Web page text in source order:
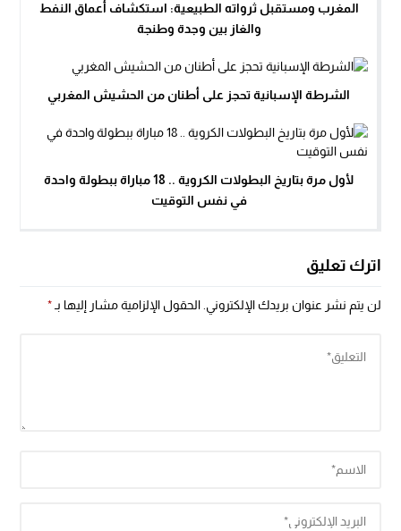
المغرب ومستقبل ثرواته الطبيعية: استكشاف أعماق النفط
والغاز بين وجدة وطنجة
الشرطة الإسبانية تحجز على أطنان من الحشيش المغربي
لأول مرة بتاريخ البطولات الكروية .. ​​​​​​​18 مباراة ببطولة واحدة
في نفس التوقيت
اترك تعليق
لن يتم نشر عنوان بريدك الإلكتروني. الحقول الإلزامية مشار إليها بـ*